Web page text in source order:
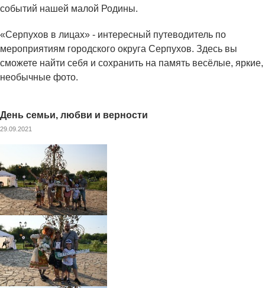
событий нашей малой Родины.
«Серпухов в лицах» - интересный путеводитель по
мероприятиям городского округа Серпухов. Здесь вы
сможете найти себя и сохранить на память весёлые, яркие,
необычные фото.
День семьи, любви и верности
29.09.2021